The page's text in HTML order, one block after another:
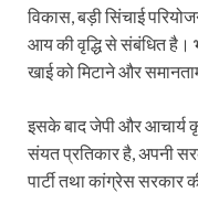
विकास, बड़ी सिंचाई
आय की वृद्धि से संबंधित है।
खाई को मिटाने और
इसके बाद जेपी और आचार्य
संयत प्रतिकार है, अपनी
पार्टी तथा कांग्रेस सरकार